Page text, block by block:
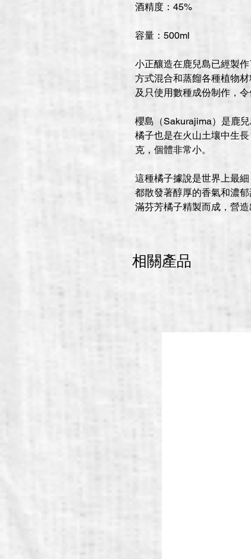
酒精度：45%
容量：500ml
小正釀造在鹿兒島已經製
方式混合和蒸餾各種植物
及只使用數種成份制作，
櫻島（Sakurajima）是鹿
橘子也是在火山土壤中生
克，個體非常小。
這種橘子據說是世界上最
都散發著醇厚的香氣和濃
滿芬芳橘子精製而成，營
相關產品